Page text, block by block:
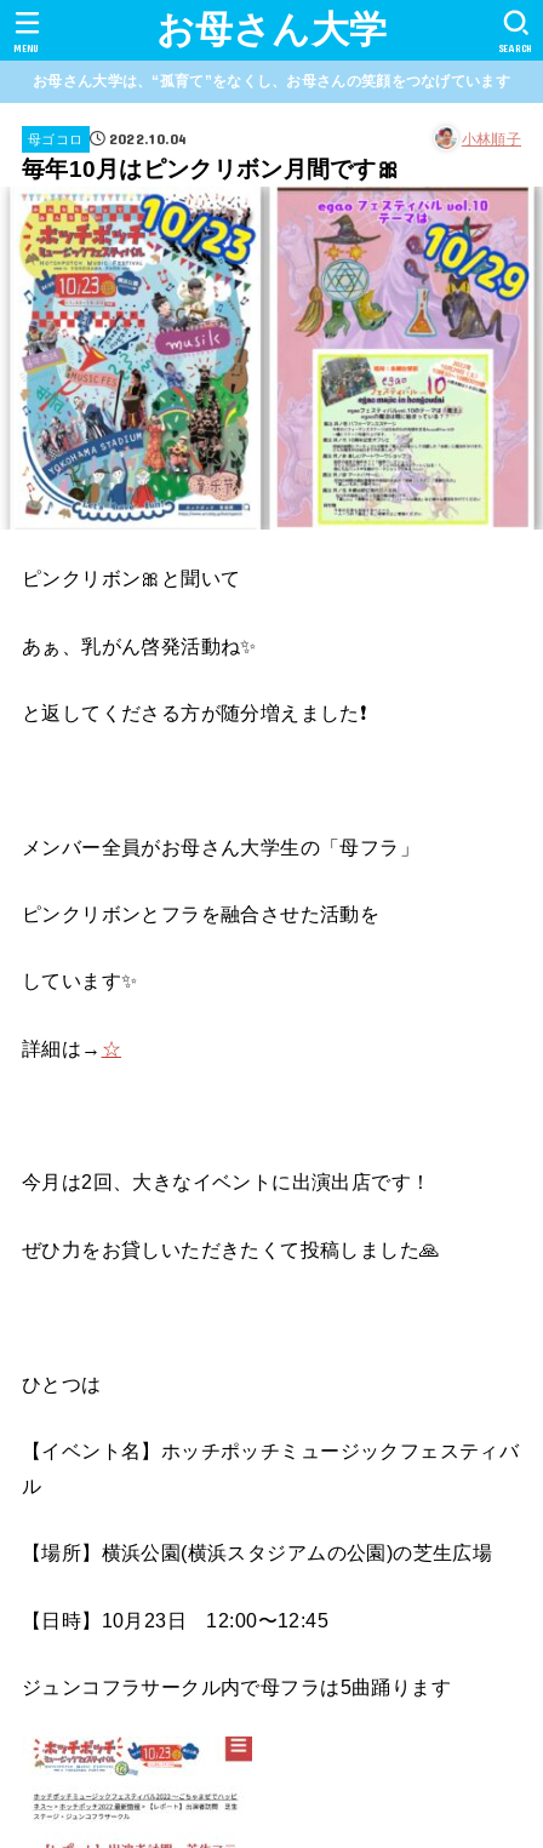
お母さん大学 SEARCH
MENU
お母さん大学は、“孤育て”をなくし、お母さんの笑顔をつなげています
母ゴコロ 2022.10.04 小林順子
毎年10月はピンクリボン月間です🎀
ピンクリボン🎀と聞いて
あぁ、乳がん啓発活動ね✨
と返してくださる方が随分増えました❗️
メンバー全員がお母さん大学生の「母フラ」
ピンクリボンとフラを融合させた活動を
しています✨
詳細は→ ☆
今月は2回、大きなイベントに出演出店です！
ぜひ力をお貸しいただきたくて投稿しました🙏
ひとつは
【イベント名】 ホッチポッチミュージックフェスティバ
ル
【場所】 横浜公園(横浜スタジアムの公園)の芝生広場
【日時】 10月 23日 12:00〜12:45
ジュンコフラサークル内で母フラは5曲踊ります